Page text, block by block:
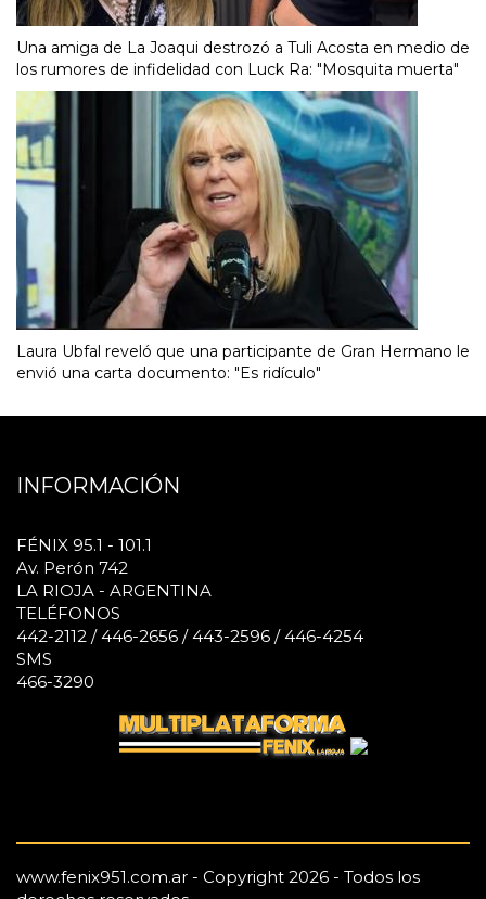
Una amiga de La Joaqui destrozó a Tuli Acosta en medio de
los rumores de infidelidad con Luck Ra: "Mosquita muerta"
Laura Ubfal reveló que una participante de Gran Hermano le
envió una carta documento: "Es ridículo"
INFORMACIÓN
FÉNIX 95.1 - 101.1
Av. Perón 742
LA RIOJA - ARGENTINA
TELÉFONOS
442-2112 / 446-2656 / 443-2596 / 446-4254
SMS
466-3290
www.fenix951.com.ar - Copyright 2026 - Todos los